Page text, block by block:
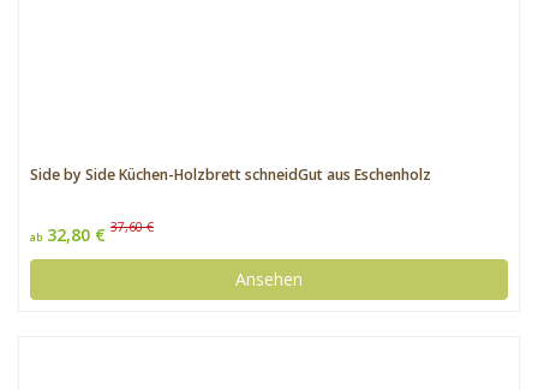
Side by Side Küchen-Holzbrett schneidGut aus Eschenholz
ab 32,80 € 37,60 €
Ansehen